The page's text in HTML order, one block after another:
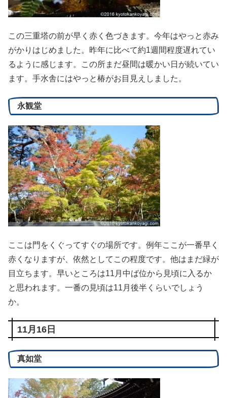
この三重塔の前が早く赤く色づきます。今年はやっと赤み
がかりはじめました。昨年に比べて約1週間程度遅れてい
るように感じます。この所まだ昼間は暖かい日が続いてい
ます。手水舎にはやっと椿がお目見えしました。
永観堂
ここは門をくぐってすぐの場所です。例年ここが一番早く
赤くなりますが、依然としてこの程度です。他はまだ緑が
目立ちます。早いところは11月中ば位から見頃に入るか
と思われます。一番の見頃は11月後半くらいでしょう
か。
11月16日
真如堂